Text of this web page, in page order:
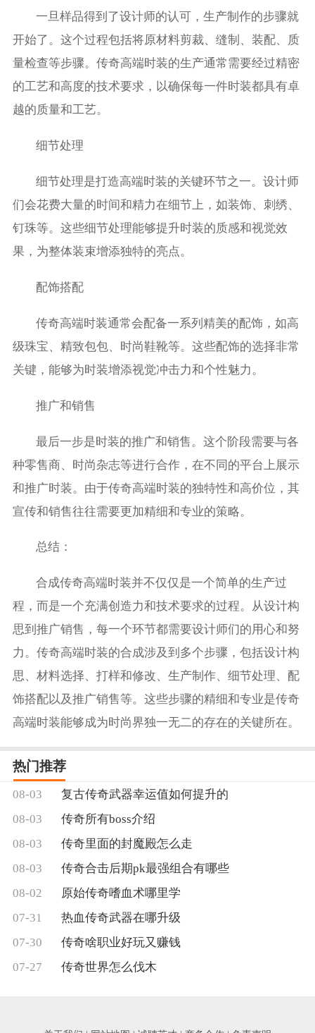
一旦样品得到了设计师的认可，生产制作的步骤就
开始了。这个过程包括将原材料剪裁、缝制、装配、质
量检查等步骤。传奇高端时装的生产通常需要经过精密
的工艺和高度的技术要求，以确保每一件时装都具有卓
越的质量和工艺。
细节处理
细节处理是打造高端时装的关键环节之一。设计师
们会花费大量的时间和精力在细节上，如装饰、刺绣、
钉珠等。这些细节处理能够提升时装的质感和视觉效
果，为整体装束增添独特的亮点。
配饰搭配
传奇高端时装通常会配备一系列精美的配饰，如高
级珠宝、精致包包、时尚鞋靴等。这些配饰的选择非常
关键，能够为时装增添视觉冲击力和个性魅力。
推广和销售
最后一步是时装的推广和销售。这个阶段需要与各
种零售商、时尚杂志等进行合作，在不同的平台上展示
和推广时装。由于传奇高端时装的独特性和高价位，其
宣传和销售往往需要更加精细和专业的策略。
总结：
合成传奇高端时装并不仅仅是一个简单的生产过
程，而是一个充满创造力和技术要求的过程。从设计构
思到推广销售，每一个环节都需要设计师们的用心和努
力。传奇高端时装的合成涉及到多个步骤，包括设计构
思、材料选择、打样和修改、生产制作、细节处理、配
饰搭配以及推广销售等。这些步骤的精细和专业是传奇
高端时装能够成为时尚界独一无二的存在的关键所在。
热门推荐
08-03
复古传奇武器幸运值如何提升的
08-03
传奇所有boss介绍
08-03
传奇里面的封魔殿怎么走
08-03
传奇合击后期pk最强组合有哪些
08-02
原始传奇嗜血术哪里学
07-31
热血传奇武器在哪升级
07-30
传奇啥职业好玩又赚钱
07-27
传奇世界怎么伐木